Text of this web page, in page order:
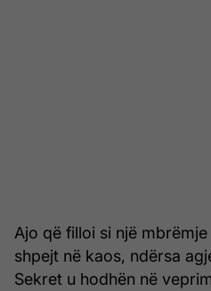
Ajo që filloi si një
shpejt në kaos, ndërsa
Sekret u hodhën në